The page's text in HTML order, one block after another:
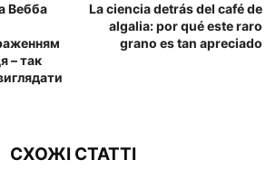
Вебба
– так
La ciencia detrás del café de
algalia: por qué este raro
grano es tan apreciado
СХОЖІ СТАТТІ